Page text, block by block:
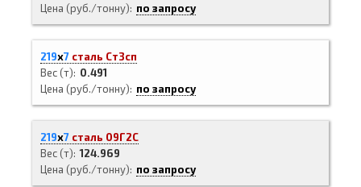
Цена (руб./тонну)
по запросу
219х7 сталь Ст3сп
Вес (т)
0.491
Цена (руб./тонну)
по запросу
219х7 сталь 09Г2С
Вес (т) 124.969
Цена (руб./тонну)
по запросу